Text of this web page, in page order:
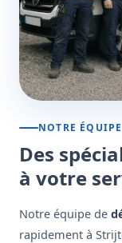
NOTRE ÉQUIPE
Des
à votre
Notre équipe de
rapidement à